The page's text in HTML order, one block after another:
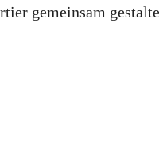
gemeinsam